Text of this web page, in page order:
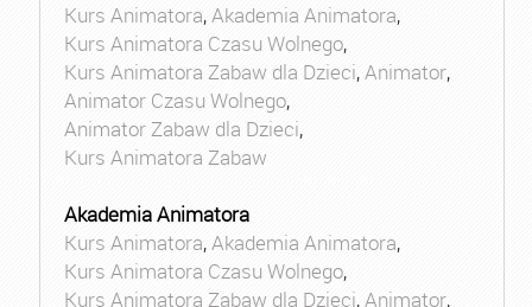
Kurs Animatora,Akademia Animatora,
Kurs Animatora Czasu Wolnego,
Kurs Animatora Zabaw dla Dzieci,Animator,
Animator Czasu Wolnego,
Animator Zabaw dla Dzieci,
Kurs Animatora Zabaw
Akademia Animatora
Kurs Animatora,Akademia Animatora,
Kurs Animatora Czasu Wolnego,
Kurs Animatora Zabaw dla Dzieci,Animator,